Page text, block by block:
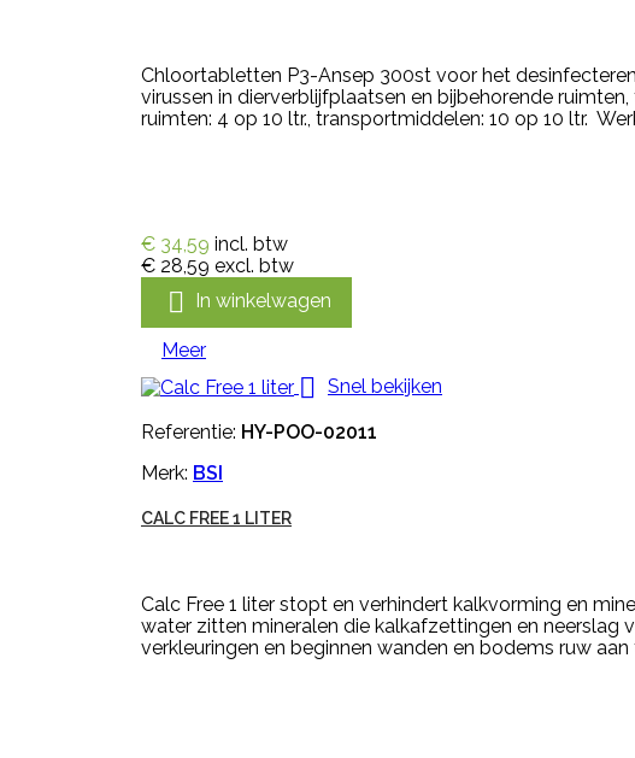
Chloortabletten P3-Ansep 300st voor het
virussen in dierverblijfplaatsen en bijbehorende
ruimten: 4 op 10 ltr., transportmiddelen: 10 op 10 ltr.
€ 34,59 incl. btw
€ 28,59 excl. btw
 In winkelwagen
Meer
 Snel bekijken
Referentie: HY-POO-02011
Merk: BSI
CALC FREE 1 LITER
Calc Free 1 liter stopt en verhindert kalkvorming en
water zitten mineralen die kalkafzettingen en neerslag
verkleuringen en beginnen wanden en bodems ruw aan